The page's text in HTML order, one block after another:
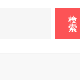
検
索